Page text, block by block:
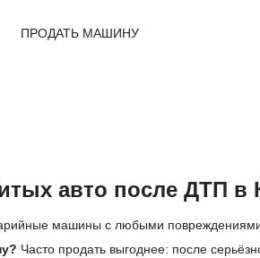
ПРОДАТЬ МАШИНУ
авто после ДТП в
машины с любыми
Часто продать выгоднее: после